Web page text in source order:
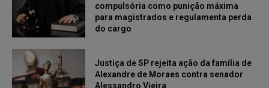
compulsória como punição máxima
para magistrados e regulamenta perda
do cargo
Justiça de SP rejeita ação da família de
Alexandre de Moraes contra senador
Alessandro Vieira